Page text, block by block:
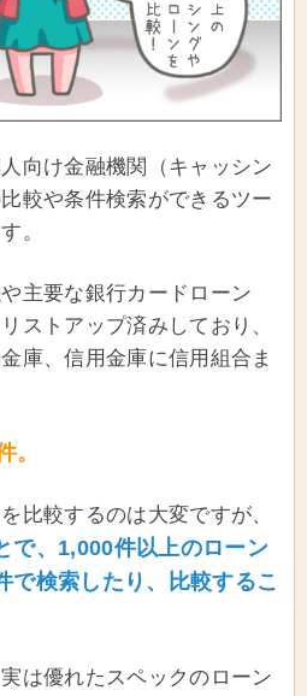
向け金融機関（キャッシン
較や条件検索ができるツー
。
主要な銀行カードローン
ストアップ済みしており、
庫、信用金庫に信用組合ま
。
比較するのは大変ですが、
で、1,000件以上のローン
で検索したり、比較するこ
は優れたスペックのローン